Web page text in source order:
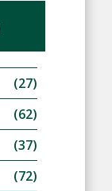
(27)
(62)
(37)
(72)